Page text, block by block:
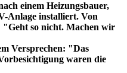
einem Heizungsbauer,
Anlage installiert. Von
so nicht. Machen wir
Versprechen: "Das
waren die